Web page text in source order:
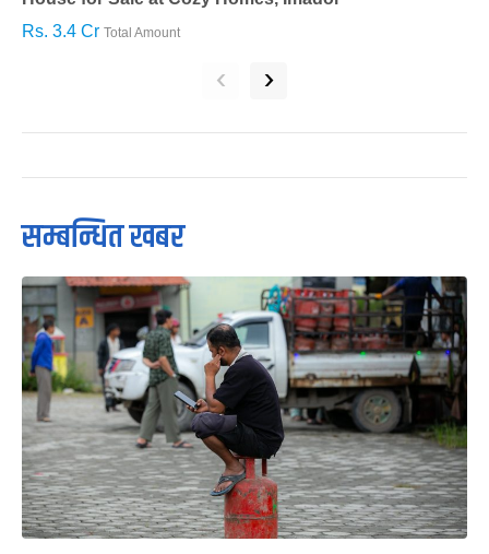
Rs. 3.4 Cr Total Amount
‹ ›
सम्बन्धित खबर